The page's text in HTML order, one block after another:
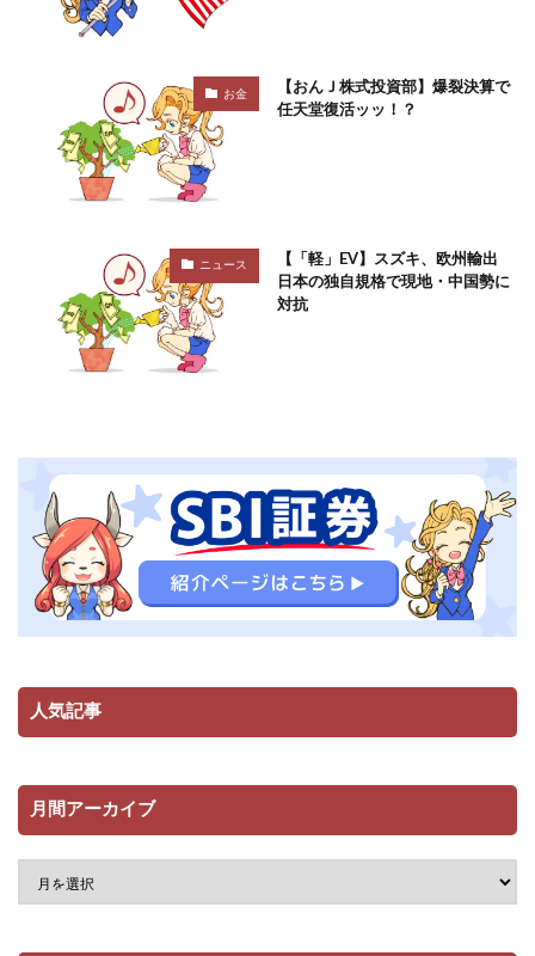
お金
【おんＪ株式投資部】爆裂決算で
任天堂復活ッッ！？
ニュース
【「軽」EV】スズキ、欧州輸出
日本の独自規格で現地・中国勢に
対抗
人気記事
月間アーカイブ